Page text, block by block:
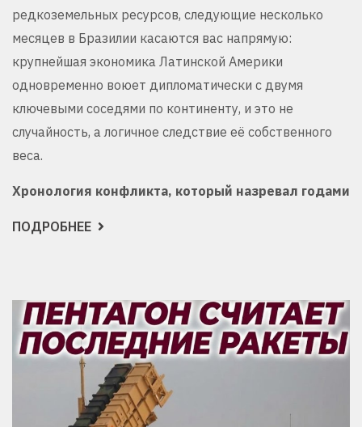
редкоземельных ресурсов, следующие несколько
месяцев в Бразилии касаются вас напрямую:
крупнейшая экономика Латинской Америки
одновременно воюет дипломатически с двумя
ключевыми соседями по континенту, и это не
случайность, а логичное следствие её собственного
веса.
Хронология конфликта, который назревал годами
ПОДРОБНЕЕ О
РАЗГОВОР
ЧЕРЕЗ
АРГЕНТИНУ